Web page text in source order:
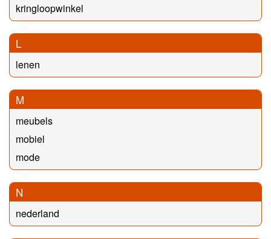
kringloopwinkel
L
lenen
M
meubels
mobiel
mode
N
nederland